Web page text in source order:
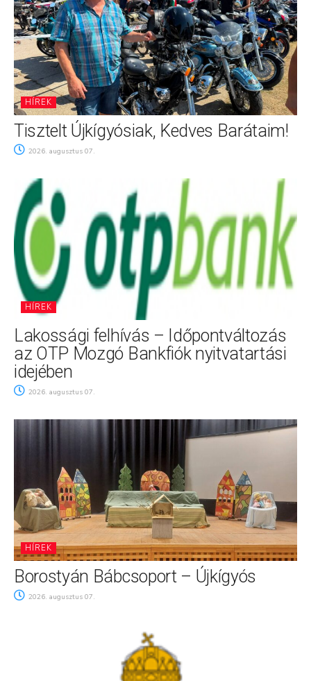
HÍREK
Tisztelt Újkígyósiak, Kedves Barátaim!
2026. augusztus 07.
HÍREK
Lakossági felhívás – Időpontváltozás
az OTP Mozgó Bankfiók nyitvatartási
idejében
2026. augusztus 07.
HÍREK
Borostyán Bábcsoport – Újkígyós
2026. augusztus 07.